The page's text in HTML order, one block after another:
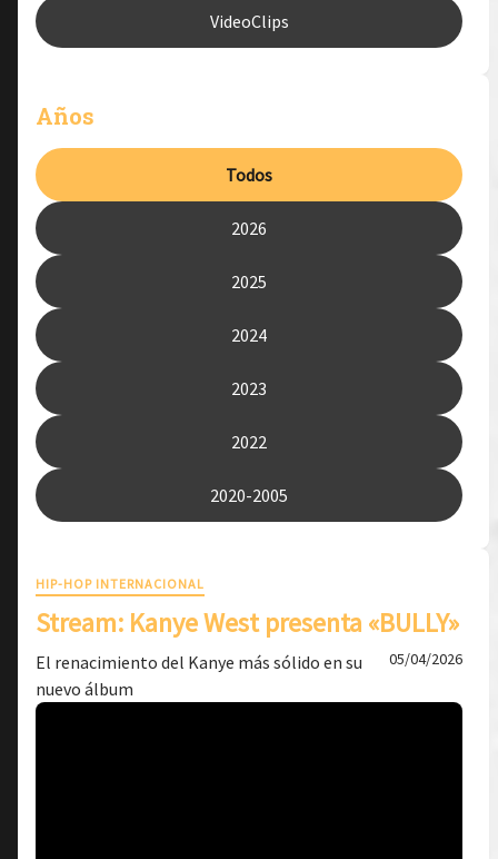
VideoClips
Años
Todos
2026
2025
2024
2023
2022
2020-2005
HIP-HOP INTERNACIONAL
Stream: Kanye West presenta «BULLY»
El renacimiento del Kanye más sólido en su
nuevo álbum
05/04/2026